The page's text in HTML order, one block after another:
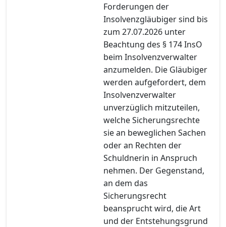
Forderungen der
Insolvenzgläubiger sind bis
zum 27.07.2026 unter
Beachtung des § 174 InsO
beim Insolvenzverwalter
anzumelden. Die Gläubiger
werden aufgefordert, dem
Insolvenzverwalter
unverzüglich mitzuteilen,
welche Sicherungsrechte
sie an beweglichen Sachen
oder an Rechten der
Schuldnerin in Anspruch
nehmen. Der Gegenstand,
an dem das
Sicherungsrecht
beansprucht wird, die Art
und der Entstehungsgrund